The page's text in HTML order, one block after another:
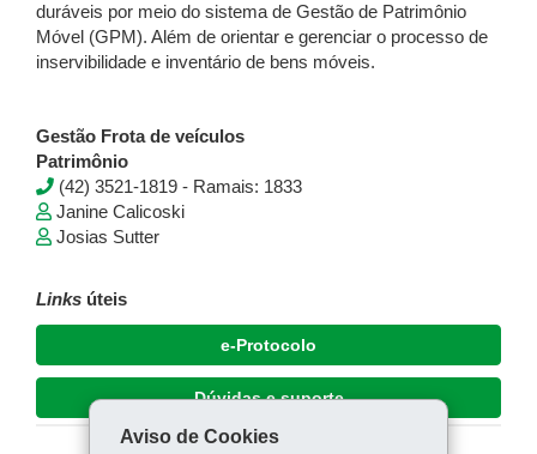
duráveis por meio do sistema de Gestão de Patrimônio
Móvel (GPM). Além de orientar e gerenciar o processo de
inservibilidade e inventário de bens móveis.
Gestão Frota de veículos
Patrimônio
(42) 3521-1819 - Ramais: 1833
Janine Calicoski
Josias Sutter
Links úteis
e-Protocolo
Dúvidas e suporte
Aviso de Cookies